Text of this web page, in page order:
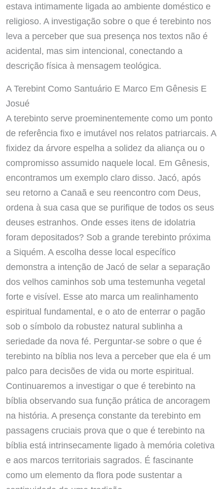
estava intimamente ligada ao ambiente doméstico e
religioso. A investigação sobre o que é terebinto nos
leva a perceber que sua presença nos textos não é
acidental, mas sim intencional, conectando a
descrição física à mensagem teológica.
A Terebint Como Santuário E Marco Em Gênesis E
Josué
A terebinto serve proeminentemente como um ponto
de referência fixo e imutável nos relatos patriarcais. A
fixidez da árvore espelha a solidez da aliança ou o
compromisso assumido naquele local. Em Gênesis,
encontramos um exemplo claro disso. Jacó, após
seu retorno a Canaã e seu reencontro com Deus,
ordena à sua casa que se purifique de todos os seus
deuses estranhos. Onde esses itens de idolatria
foram depositados? Sob a grande terebinto próxima
a Siquém. A escolha desse local específico
demonstra a intenção de Jacó de selar a separação
dos velhos caminhos sob uma testemunha vegetal
forte e visível. Esse ato marca um realinhamento
espiritual fundamental, e o ato de enterrar o pagão
sob o símbolo da robustez natural sublinha a
seriedade da nova fé. Perguntar-se sobre o que é
terebinto na bíblia nos leva a perceber que ela é um
palco para decisões de vida ou morte espiritual.
Continuaremos a investigar o que é terebinto na
bíblia observando sua função prática de ancoragem
na história. A presença constante da terebinto em
passagens cruciais prova que o que é terebinto na
bíblia está intrinsecamente ligado à memória coletiva
e aos marcos territoriais sagrados. É fascinante
como um elemento da flora pode sustentar a